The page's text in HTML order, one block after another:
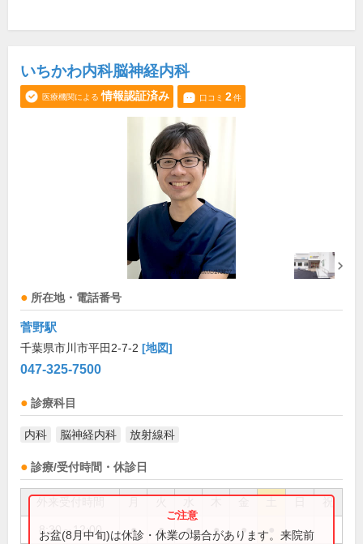
いちかわ内科脳神経内科
医療機関による 情報認証済み 口コミ 2件
所在地・電話番号
菅野駅
千葉県市川市平田2-7-2 [地図]
047-325-7500
診療科目
内科 脳神経内科 放射線科
診療/受付時間・休診日
祝
8:30～12:00 ● ● ● ● ●
お盆(8月中旬)は休診・休業の場合があります。来院前